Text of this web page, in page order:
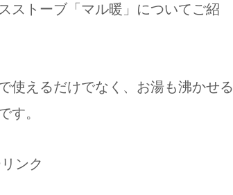
ストーブ「マル暖」についてご紹
使えるだけでなく、お湯も沸かせる
す。
ンク